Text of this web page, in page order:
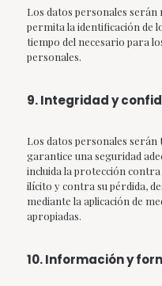
Los datos personales
permita la identificación de
tiempo del necesario para
personales.
9. Integridad y
Los datos personales serán
garantice una seguridad
incluida la protección
ilícito y contra su pérdida,
mediante la aplicación de
apropiadas.
10. Información y